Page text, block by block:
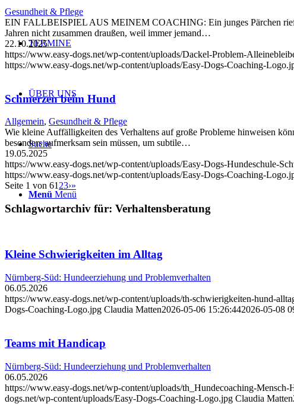
TERMINE
ÜBER UNS
Suche
Menü Menü
Gesundheit & Pflege
EIN FALLBEISPIEL AUS MEINEM COACHING: Ein junges Pärchen rief
Jahren nicht zusammen draußen, weil immer jemand…
22.10.2025
https://www.easy-dogs.net/wp-content/uploads/Dackel-Problem-
https://www.easy-dogs.net/wp-content/uploads/Easy-Dogs-Coaching-
Schmerzen beim Hund
Allgemein, Gesundheit & Pflege
Wie kleine Auffälligkeiten des Verhaltens auf große Probleme hinweisen
besonders aufmerksam sein müssen, um subtile…
19.05.2025
https://www.easy-dogs.net/wp-content/uploads/Easy-Dogs-Hundeschule-
https://www.easy-dogs.net/wp-content/uploads/Easy-Dogs-Coaching-
Seite 1 von 61 23›»
Schlagwortarchiv für: Verhaltensberatung
Kleine Schwierigkeiten im Alltag
Nürnberg-Süd: Hundeerziehung und Problemverhalten
06.05.2026
https://www.easy-dogs.net/wp-content/uploads/th-schwierigkeiten-hund-
Dogs-Coaching-Logo.jpg Claudia Matten2026-05-06 15:26:442026-05-08
Teams mit Handicap
Nürnberg-Süd: Hundeerziehung und Problemverhalten
06.05.2026
https://www.easy-dogs.net/wp-content/uploads/th_Hundecoaching-
dogs.net/wp-content/uploads/Easy-Dogs-Coaching-Logo.jpg Claudia Matten